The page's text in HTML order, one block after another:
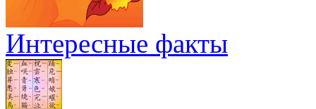
Интересные факты